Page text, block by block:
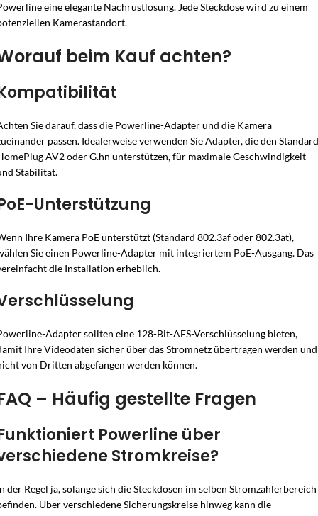
eine elegante Nachrüstlösung. Jede Steckdose wird zu einem
Kamerastandort.
beim Kauf achten?
Sie darauf, dass die Powerline-Adapter und die Kamera
passen. Idealerweise verwenden Sie Adapter, die den Standard
AV2 oder G.hn unterstützen, für maximale Geschwindigkeit
Stabilität.
Unterstützung
Ihre Kamera PoE unterstützt (Standard 802.3af oder 802.3at),
Sie einen Powerline-Adapter mit integriertem PoE-Ausgang. Das
die Installation erheblich.
Adapter sollten eine 128-Bit-AES-Verschlüsselung bieten,
Ihre Videodaten sicher über das Stromnetz übertragen werden und
von Dritten abgefangen werden können.
– Häufig gestellte Fragen
Powerline über
Stromkreise?
der Regel ja, solange sich die Steckdosen im selben Stromzählerbereich
Über verschiedene Sicherungskreise hinweg kann die